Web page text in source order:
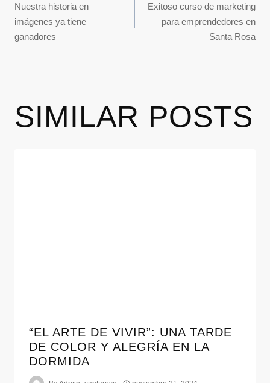
Nuestra historia en
imágenes ya tiene
ganadores
Exitoso curso de marketing
para emprendedores en
Santa Rosa
SIMILAR POSTS
“EL ARTE DE VIVIR”: UNA TARDE
DE COLOR Y ALEGRÍA EN LA
DORMIDA